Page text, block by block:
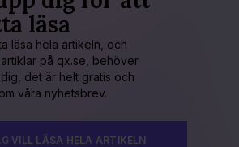
läsa
läsa hela artikeln, och
på qx.se, behöver
det är helt gratis och
våra nyhetsbrev.
VILL LÄSA HELA ARTIKELN